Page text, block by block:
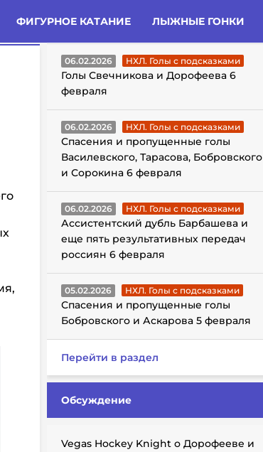
ФИГУРНОЕ КАТАНИЕ ЛЫЖНЫЕ ГОНКИ
ГОЛЫ С ПОДСКАЗКАМИ
06.02.2026 НХЛ. Голы с подсказками
Голы Свечникова и Дорофеева 6
февраля
06.02.2026 НХЛ. Голы с подсказками
Спасения и пропущенные голы
Василевского, Тарасова, Бобровского
и Сорокина 6 февраля
06.02.2026 НХЛ. Голы с подсказками
Ассистентский дубль Барбашева и
еще пять результативных передач
россиян 6 февраля
05.02.2026 НХЛ. Голы с подсказками
Спасения и пропущенные голы
Бобровского и Аскарова 5 февраля
Перейти в раздел
Обсуждение
Vegas Hockey Knight о Дорофееве и